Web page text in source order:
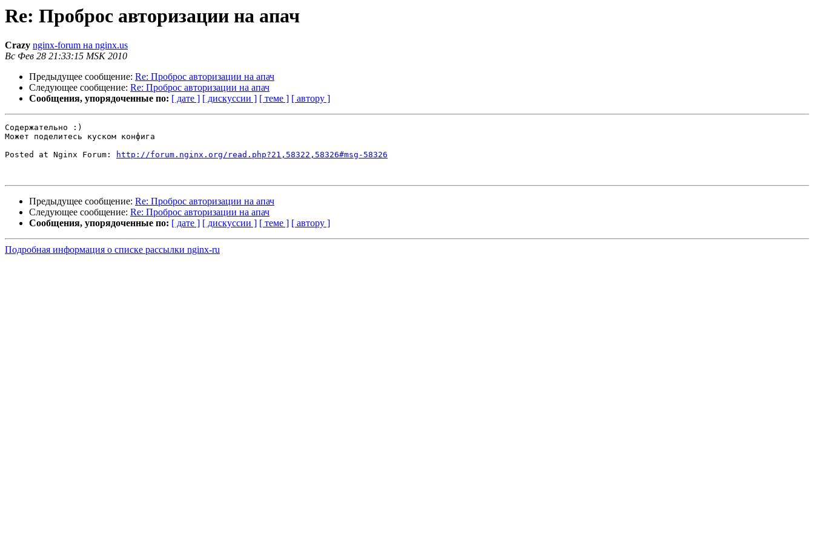
Re: Проброс авторизации на апач
Crazy nginx-forum на nginx.us
Вс Фев 28 21:33:15 MSK 2010
Предыдущее сообщение: Re: Проброс авторизации на апач
Следующее сообщение: Re: Проброс авторизации на апач
Сообщения, упорядоченные по: [ дате ] [ дискуссии ] [ теме ] [ автору ]
Содержательно :)
Может поделитесь куском конфига
Posted at Nginx Forum:
http://forum.nginx.org/read.php?21,58322,58326#msg-58326
Предыдущее сообщение: Re: Проброс авторизации на апач
Следующее сообщение: Re: Проброс авторизации на апач
Сообщения, упорядоченные по: [ дате ] [ дискуссии ] [ теме ] [ автору ]
Подробная информация о списке рассылки nginx-ru